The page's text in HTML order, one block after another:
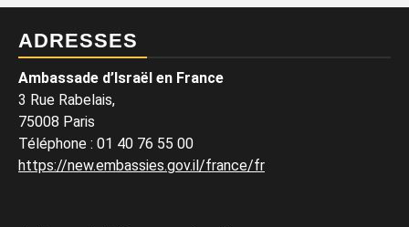
ADRESSES
Ambassade d’Israël en France
3 Rue Rabelais,
75008 Paris
Téléphone : 01 40 76 55 00
https://new.embassies.gov.il/france/fr